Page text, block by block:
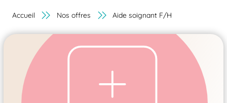
Accueil Nos offres Aide soignant F/H